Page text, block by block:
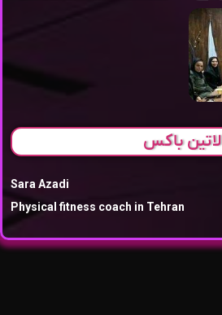
لاتین باکس
Sara Azadi
Physical fitness coach in Tehran